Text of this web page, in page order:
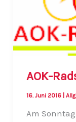
AOK-
16. Juni 2016
Am